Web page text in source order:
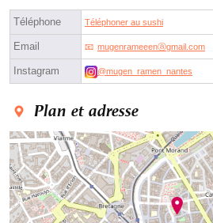
Téléphone Téléphoner au sushi
Email mugenrameeenⓐgmail.com
Instagram @mugen_ramen_nantes
Plan et adresse